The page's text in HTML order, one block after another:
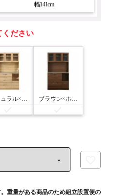
幅141cm
ください
ナチュラル×ホワイト ブラウン×ホワイト
重量がある商品のため組立設置便の